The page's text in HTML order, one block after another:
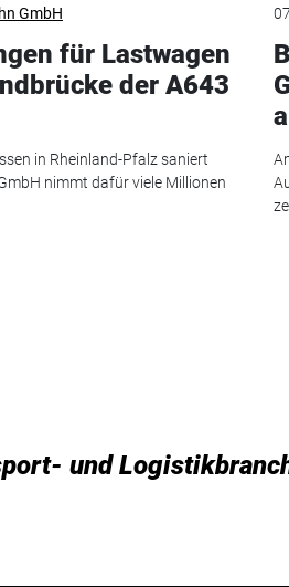
GmbH
für Lastwagen
der A643
in Rheinland-Pfalz saniert
nimmt dafür viele Millionen
und